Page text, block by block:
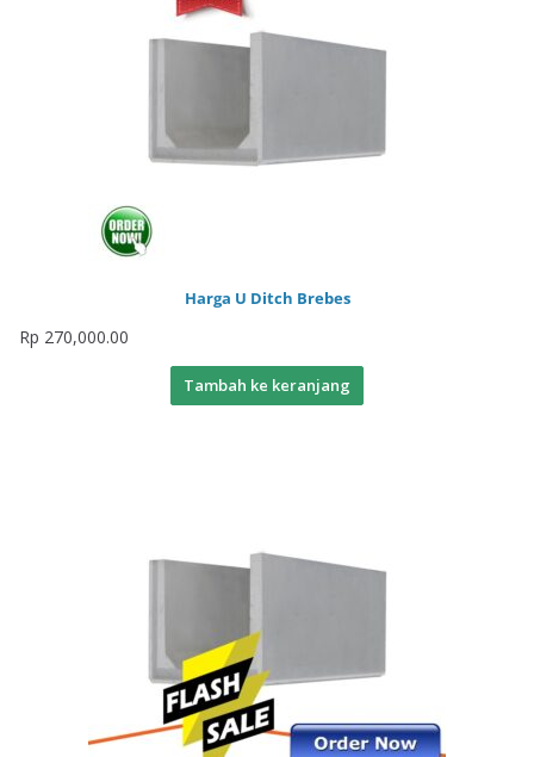
Harga U Ditch Brebes
Rp 270,000.00
Tambah ke keranjang